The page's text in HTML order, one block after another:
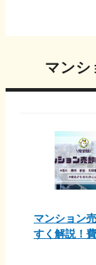
マンシ
マンション
すく解説！